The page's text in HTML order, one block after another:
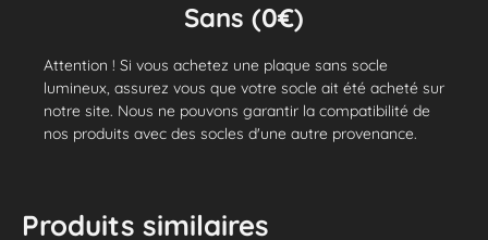
Sans (0€)
Attention ! Si vous achetez une plaque sans socle
lumineux, assurez vous que votre socle ait été acheté sur
notre site. Nous ne pouvons garantir la compatibilité de
nos produits avec des socles d'une autre provenance.
Produits similaires